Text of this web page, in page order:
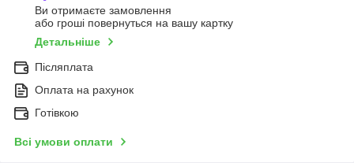
Ви отримаєте замовлення
або гроші повернуться на вашу картку
Детальніше
Післяплата
Оплата на рахунок
Готівкою
Всі умови оплати